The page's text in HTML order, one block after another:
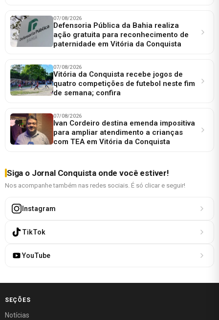
07/08/2026
Defensoria Pública da Bahia realiza
ação gratuita para reconhecimento de
paternidade em Vitória da Conquista
07/08/2026
Vitória da Conquista recebe jogos de
quatro competições de futebol neste fim
de semana; confira
07/08/2026
Ivan Cordeiro destina emenda impositiva
para ampliar atendimento a crianças
com TEA em Vitória da Conquista
Siga o Jornal Conquista onde você estiver!
Nos acompanhe também nas redes sociais. É só clicar e seguir!
Instagram
TikTok
YouTube
SEÇÕES
Notícias